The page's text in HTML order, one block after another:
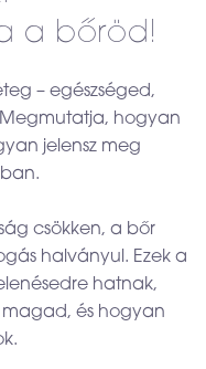
a bőröd!
– egészséged,
hogyan
jelensz meg
csökken, a bőr
halványul. Ezek a
hatnak,
és hogyan